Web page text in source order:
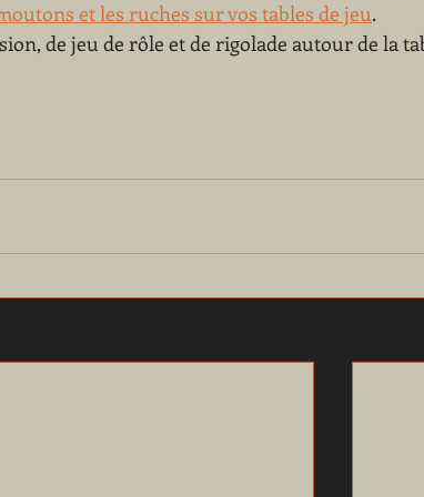
et les ruches sur vos tables de jeu.
de jeu de rôle et de rigolade autour de la